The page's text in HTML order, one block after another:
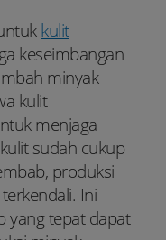
kulit
keseimbangan
minyak
kulit
menjaga
sudah cukup
produksi
Ini
yang tepat dapat